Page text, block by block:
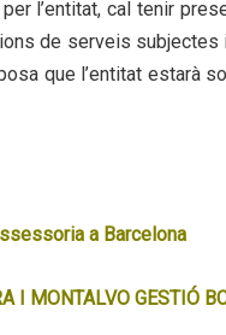
l’entitat, cal tenir
de serveis
que l’entitat estarà
a Barcelona
I MONTALVO GESTIÓ